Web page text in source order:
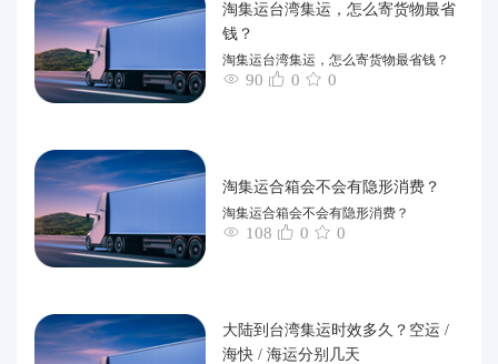
淘集运台湾集运，怎么寄货物最省
钱？
淘集运台湾集运，怎么寄货物最省钱？
90 0 0
淘集运合箱会不会有隐形消费？
淘集运合箱会不会有隐形消费？
108 0 0
大陆到台湾集运时效多久？空运 /
海快 / 海运分别几天